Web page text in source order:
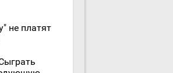
не платят